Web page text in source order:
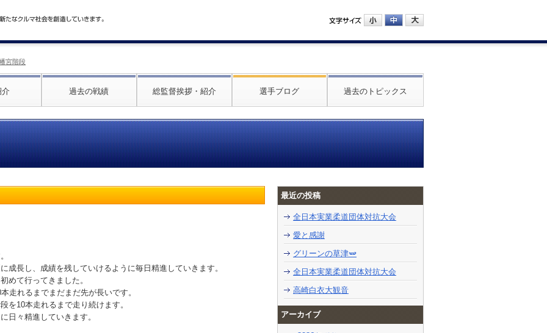
宮階段
介 過去の戦績 総監督挨拶・紹介 選手ブログ 過去のトピックス
成長し、成績を残していけるように毎日精進していきます。
めて行ってきました。
走れるまでまだまだ先が長いです。
を10本走れるまで走り続けます。
日々精進していきます。
最近の投稿
全日本実業柔道団体対抗大会
愛と感謝
グリーンの草津🫛
全日本実業柔道団体対抗大会
高崎白衣大観音
アーカイブ